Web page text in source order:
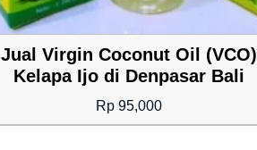
Jual Virgin Coconut Oil (VCO)
Kelapa Ijo di Denpasar Bali
Rp 95,000